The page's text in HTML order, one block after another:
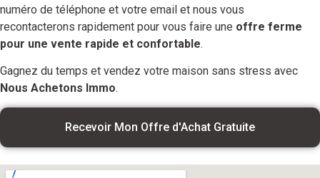
numéro de téléphone et votre email et nous vous
recontacterons rapidement pour vous faire une offre ferme
pour une vente rapide et confortable.
Gagnez du temps et vendez votre maison sans stress avec
Nous Achetons Immo.
Recevoir Mon Offre d'Achat Gratuite